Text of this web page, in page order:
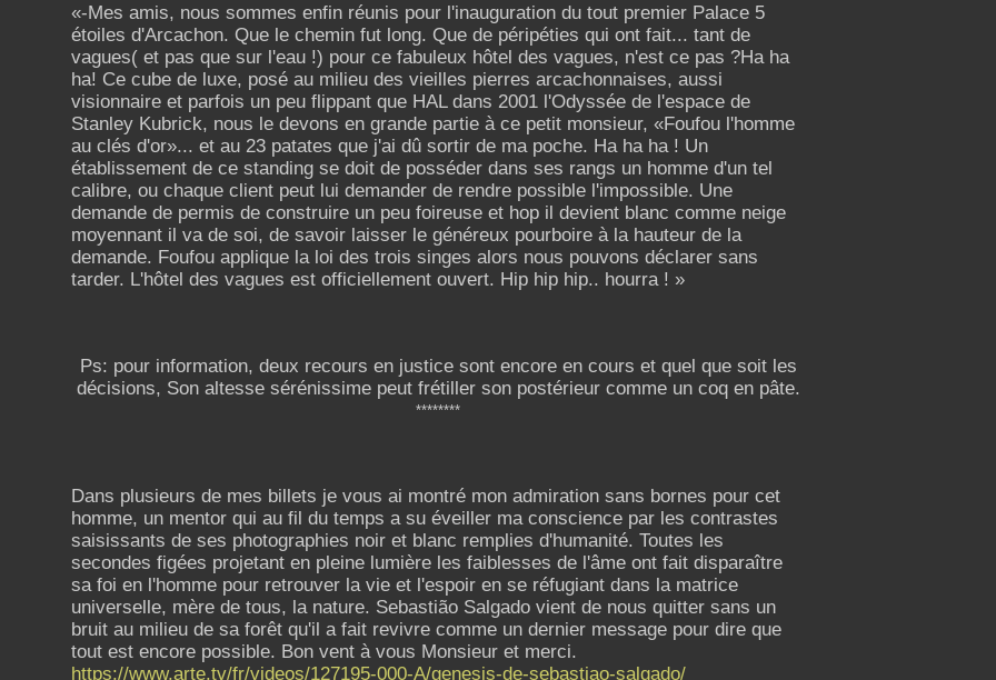
«-Mes amis, nous sommes enfin réunis pour l'inauguration du tout premier Palace 5
étoiles d'Arcachon. Que le chemin fut long. Que de péripéties qui ont fait... tant de
vagues( et pas que sur l'eau !) pour ce fabuleux hôtel des vagues, n'est ce pas ?Ha ha
ha! Ce cube de luxe, posé au milieu des vieilles pierres arcachonnaises, aussi
visionnaire et parfois un peu flippant que HAL dans 2001 l'Odyssée de l'espace de
Stanley Kubrick, nous le devons en grande partie à ce petit monsieur, «Foufou l'homme
au clés d'or»... et au 23 patates que j'ai dû sortir de ma poche. Ha ha ha ! Un
établissement de ce standing se doit de posséder dans ses rangs un homme d'un tel
calibre, ou chaque client peut lui demander de rendre possible l'impossible. Une
demande de permis de construire un peu foireuse et hop il devient blanc comme neige
moyennant il va de soi, de savoir laisser le généreux pourboire à la hauteur de la
demande. Foufou applique la loi des trois singes alors nous pouvons déclarer sans
tarder. L'hôtel des vagues est officiellement ouvert. Hip hip hip.. hourra ! »
Ps: pour information, deux recours en justice sont encore en cours et quel que soit les
décisions, Son altesse sérénissime peut frétiller son postérieur comme un coq en pâte.
********
Dans plusieurs de mes billets je vous ai montré mon admiration sans bornes pour cet
homme, un mentor qui au fil du temps a su éveiller ma conscience par les contrastes
saisissants de ses photographies noir et blanc remplies d'humanité. Toutes les
secondes figées projetant en pleine lumière les faiblesses de l'âme ont fait disparaître
sa foi en l'homme pour retrouver la vie et l'espoir en se réfugiant dans la matrice
universelle, mère de tous, la nature. Sebastião Salgado vient de nous quitter sans un
bruit au milieu de sa forêt qu'il a fait revivre comme un dernier message pour dire que
tout est encore possible. Bon vent à vous Monsieur et merci.
https://www.arte.tv/fr/videos/127195-000-A/genesis-de-sebastiao-salgado/